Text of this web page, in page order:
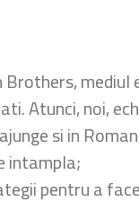
Brothers,
Atunci, noi,
si in
intampla;
pentru a